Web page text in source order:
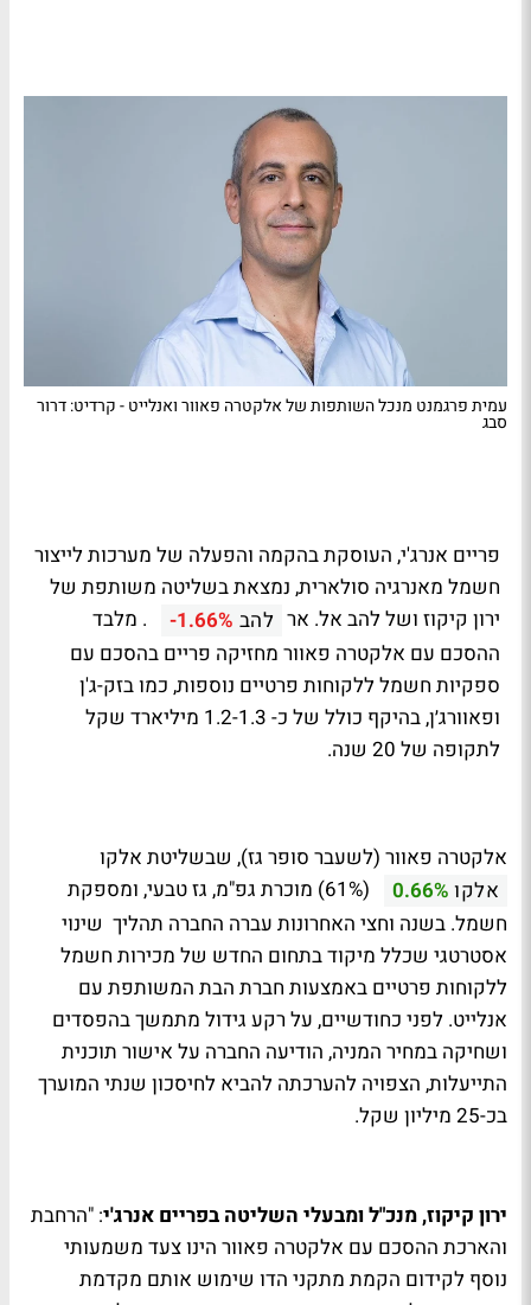
עמית פרגמנט מנכל השותפות של אלקטרה פאוור ואנלייט - קרדיט: דרור
סבג
פריים אנרג'י, העוסקת בהקמה והפעלה של מערכות לייצור
חשמל מאנרגיה סולארית, נמצאת בשליטה משותפת של
ירון קיקוז ושל להב אל. אר להב -1.66%
. מלבד
ההסכם עם אלקטרה פאוור מחזיקה פריים בהסכם עם
ספקיות חשמל ללקוחות פרטיים נוספות, כמו בזק-ג'ן
ופאוורג׳ן, בהיקף כולל של כ- 1.2-1.3 מיליארד שקל
לתקופה של 20 שנה.
אלקטרה פאוור (לשעבר סופר גז), שבשליטת אלקו
אלקו 0.66%
(61%) מוכרת גפ"מ, גז טבעי, ומספקת
חשמל. בשנה וחצי האחרונות עברה החברה תהליך שינוי
אסטרטגי שכלל מיקוד בתחום החדש של מכירות חשמל
ללקוחות פרטיים באמצעות חברת הבת המשותפת עם
אנלייט. לפני כחודשיים, על רקע גידול מתמשך בהפסדים
ושחיקה במחיר המניה, הודיעה החברה על אישור תוכנית
התייעלות, הצפויה להערכתה להביא לחיסכון שנתי המוערך
בכ-25 מיליון שקל.
ירון קיקוז, מנכ"ל ומבעלי השליטה בפריים אנרג'י: "הרחבת
והארכת ההסכם עם אלקטרה פאוור הינו צעד משמעותי
נוסף לקידום הקמת מתקני הדו שימוש אותם מקדמת